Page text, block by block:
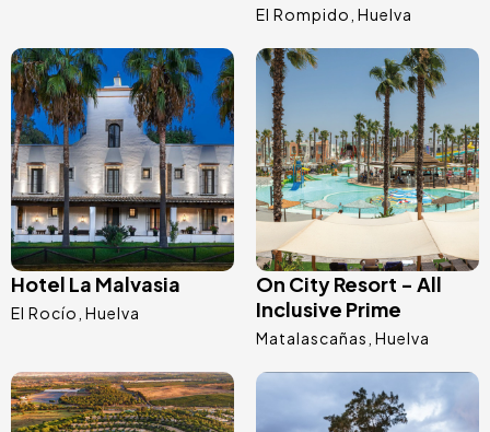
El Rompido Huelva
Afbeelding
Hotel La Malvasia
El Rocío Huelva
Afbeelding
On City Resort - All
Inclusive Prime
Matalascañas Huelva
Afbeelding Afbeelding